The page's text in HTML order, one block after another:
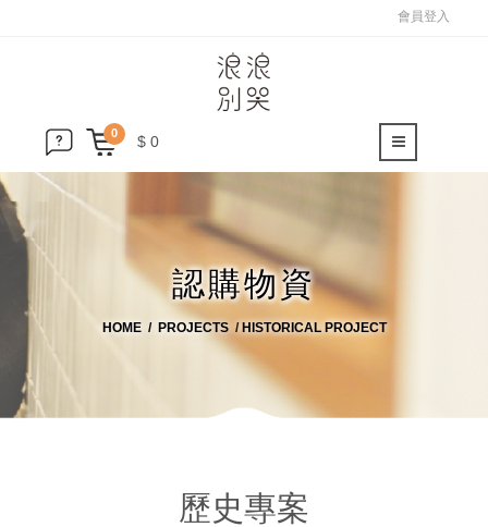
會員登入
0 $ 0
認購物資
HOME PROJECTS HISTORICAL PROJECT
歷史專案